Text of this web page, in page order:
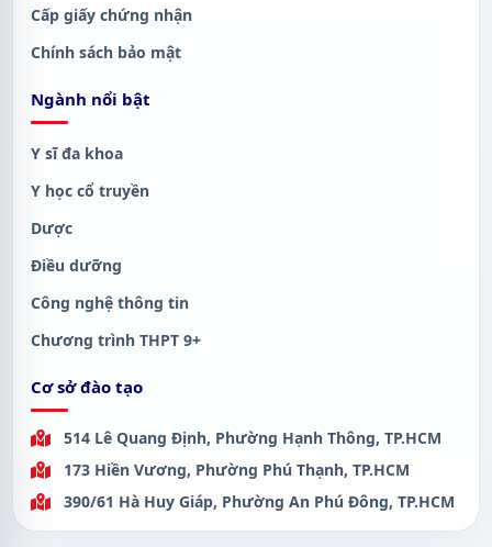
Cấp giấy chứng nhận
Chính sách bảo mật
Ngành nổi bật
Y sĩ đa khoa
Y học cổ truyền
Dược
Điều dưỡng
Công nghệ thông tin
Chương trình THPT 9+
Cơ sở đào tạo
514 Lê Quang Định, Phường Hạnh Thông, TP.HCM
173 Hiền Vương, Phường Phú Thạnh, TP.HCM
390/61 Hà Huy Giáp, Phường An Phú Đông, TP.HCM